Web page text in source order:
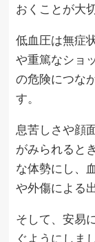
おくことが大
低血圧は無症
や重篤なショ
の危険につな
す。
息苦しさや顔
がみられると
な体勢にし、
や外傷による
そして、安易
ぐようにしま